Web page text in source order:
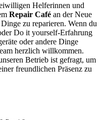
Helferinnen und
Repair Café an der Neue
zu reparieren. Wenn du
Do it yourself-Erfahrung
oder andere Dinge
herzlich willkommen.
Betrieb ist gefragt, um
freundlichen Präsenz zu